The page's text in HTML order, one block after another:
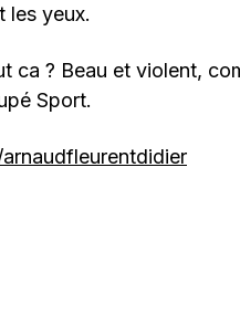
les yeux.
ca ? Beau et violent,
Sport.